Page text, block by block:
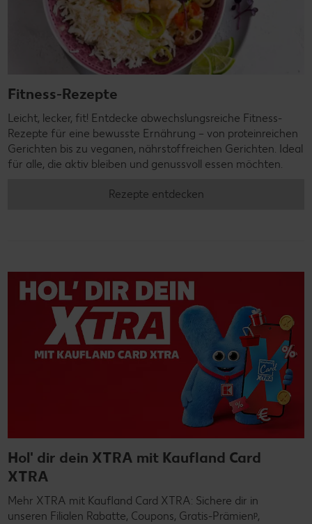
Fitness-Rezepte
Leicht, lecker, fit! Entdecke abwechslungsreiche Fitness-
Rezepte für eine bewusste Ernährung – von proteinreichen
Gerichten bis zu veganen, nährstoffreichen Gerichten. Ideal
für alle, die aktiv bleiben und genussvoll essen möchten.
Rezepte entdecken
Hol' dir dein XTRA mit Kaufland Card
XTRA
Mehr XTRA mit Kaufland Card XTRA: Sichere dir in
unseren Filialen Rabatte, Coupons, Gratis-Prämienᵖ,